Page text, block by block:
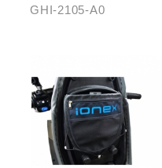
GHI-2105-A0